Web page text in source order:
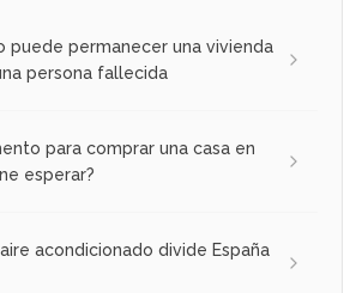
puede permanecer una vivienda
persona fallecida
para comprar una casa en
esperar?
acondicionado divide España